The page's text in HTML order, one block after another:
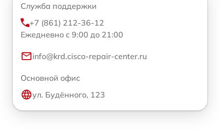
Служба поддержки
+7 (861) 212-36-12
Ежедневно с 9:00 до 21:00
info@krd.cisco-repair-center.ru
Основной офис
ул. Будённого, 123